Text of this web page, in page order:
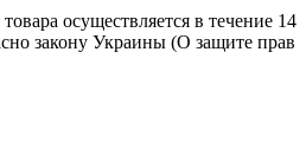
осуществляется в течение 14
закону Украины (О защите прав